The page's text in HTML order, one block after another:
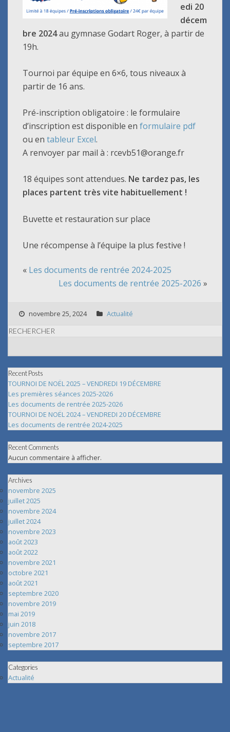
edi 20
décem
bre 2024au gymnase Godart Roger, à partir de
19h.
Tournoi par équipe en 6×6, tous niveaux à
partir de 16 ans.
Pré-inscription obligatoire : le formulaire
d’inscription est disponible en formulaire pdf
ou en tableur Excel.
A renvoyer par mail à : rcevb51@orange.fr
18 équipes sont attendues. Ne tardez pas, les
places partent très vite habituellement !
Buvette et restauration sur place
Une récompense à l’équipe la plus festive !
« Les documents de rentrée 2024-2025
Les documents de rentrée 2025-2026 »
novembre 25, 2024 Actualité
RECHERCHER
Recent Posts
TOURNOI DE NOËL 2025 – VENDREDI 19 DÉCEMBRE
Les premières séances 2025-2026
Les documents de rentrée 2025-2026
TOURNOI DE NOËL 2024 – VENDREDI 20 DÉCEMBRE
Les documents de rentrée 2024-2025
Recent Comments
Aucun commentaire à afficher.
Archives
novembre 2025
juillet 2025
novembre 2024
juillet 2024
novembre 2023
août 2023
août 2022
novembre 2021
octobre 2021
août 2021
septembre 2020
novembre 2019
mai 2019
juin 2018
novembre 2017
septembre 2017
Categories
Actualité